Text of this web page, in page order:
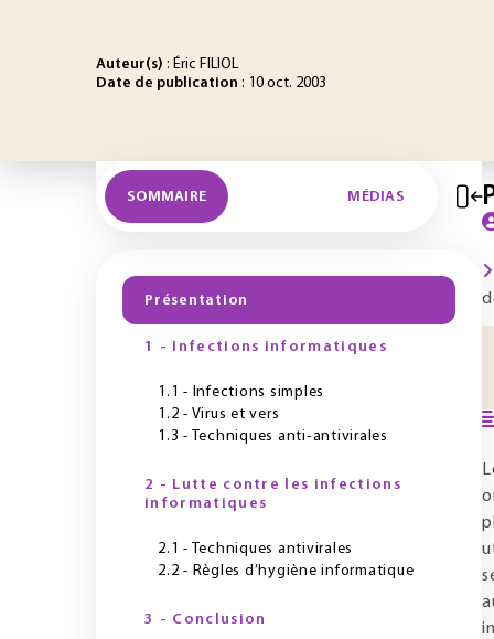
Auteur(s) : Éric FILIOL
Date de publication : 10 oct. 2003
SOMMAIRE MÉDIAS
Présentation
1 - Infections informatiques
1.1 - Infections simples
1.2 - Virus et vers
1.3 - Techniques anti‐antivirales
2 - Lutte contre les infections
informatiques
2.1 - Techniques antivirales
2.2 - Règles d’hygiène informatique
3 - Conclusion